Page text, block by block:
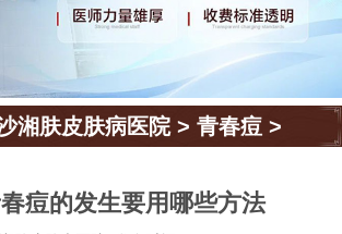
湘肤皮肤病医院>青春痘 >
痘的发生要用哪些方法